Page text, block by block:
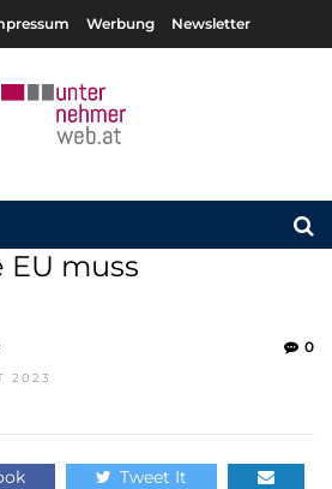
Werbung Newsletter
EU muss
2023
0
Tweet It